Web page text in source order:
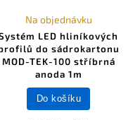
LED hliníkových
do sádrokartonu
MOD-TEK-100 stříbrná
anoda 1m
Na objednávku
Do košíku